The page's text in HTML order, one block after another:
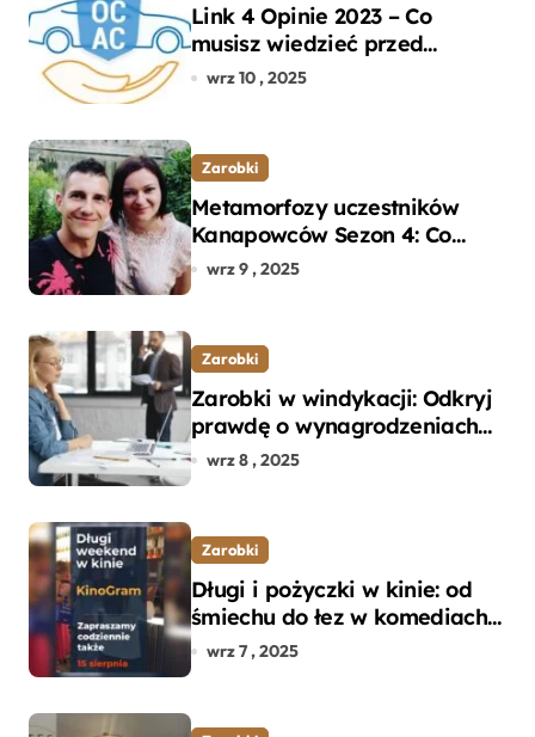
Link 4 Opinie 2023 – Co
musisz wiedzieć przed
wyborem ubezpieczenia OC i
wrz 10 , 2025
Zarobki
Metamorfozy uczestników
Kanapowców Sezon 4: Co
naprawdę zaskoczyło
wrz 9 , 2025
Zarobki
Zarobki w windykacji: Odkryj
prawdę o wynagrodzeniach
specjalistów w branży
wrz 8 , 2025
Zarobki
Długi i pożyczki w kinie: od
śmiechu do łez w komediach i
dramatach
wrz 7 , 2025